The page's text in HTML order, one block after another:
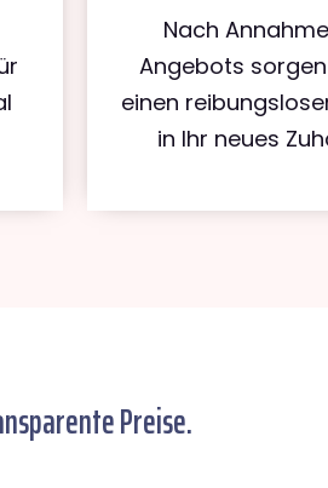
Nach
Angebots
einen
in Ihr neues
Preise.